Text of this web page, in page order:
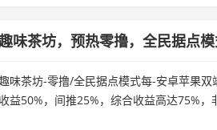
味茶坊，预热零撸，全民据点
味茶坊-零撸/全民据点模式每-安卓苹果
收益50%，间推25%，综合收益高达75%